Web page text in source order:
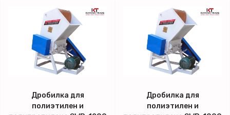
Дробилка для
полиэтилен и
Дробилка для
полиэтилен и